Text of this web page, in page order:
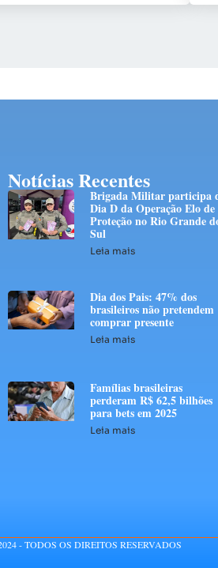
Notícias Recentes
Brigada Militar participa
Dia D da Operação Elo de
Proteção no Rio Grande
Sul
Leia mais
Dia dos Pais: 47% dos
brasileiros não pretendem
comprar presente
Leia mais
Famílias brasileiras
perderam R$ 62,5 bilhões
para bets em 2025
Leia mais
- TODOS OS DIREITOS RESERVADOS